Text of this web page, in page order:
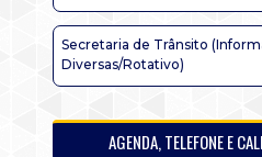
Secretaria de Trânsito
Diversas/Rotativo)
AGENDA, TELEFONE E